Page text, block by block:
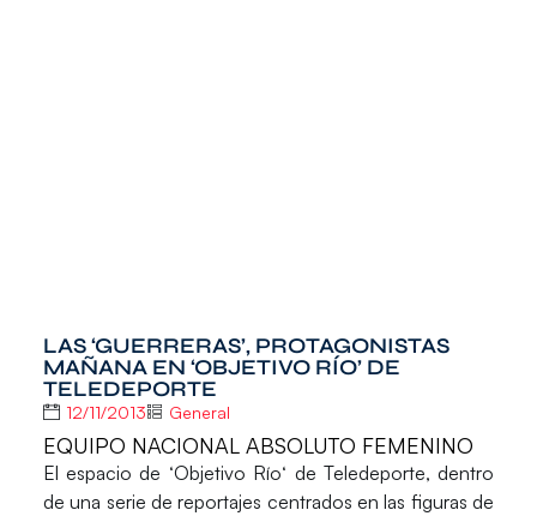
LAS ‘GUERRERAS’, PROTAGONISTAS
MAÑANA EN ‘OBJETIVO RÍO’ DE
TELEDEPORTE
12/11/2013 General
EQUIPO NACIONAL ABSOLUTO FEMENINO
El espacio de ‘Objetivo Río‘ de Teledeporte, dentro
de una serie de reportajes centrados en las figuras de